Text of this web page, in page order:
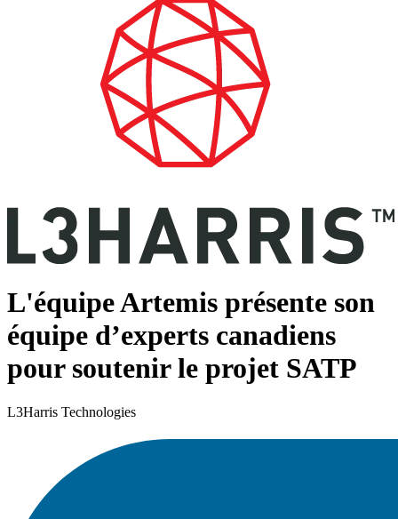
L'équipe Artemis présente son
équipe d’experts canadiens
pour soutenir le projet SATP
L3Harris Technologies